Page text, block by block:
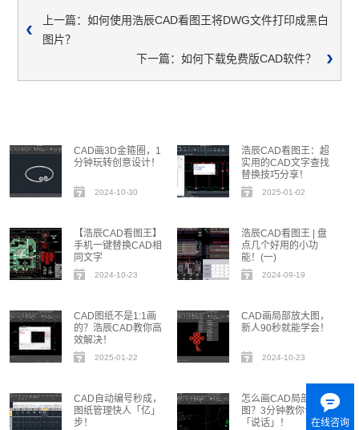
上一篇：如何使用浩辰CAD看图王将DWG文件打印成黑白
图片？
下一篇：如何下载免费版CAD软件？
CAD画3D金箍圈，1
分钟玩转创意设计！
2024-10-30
浩辰CAD看图王：超
实用的CAD文字查找
替换技巧分享！
2025-01-02
【浩辰CAD看图王】
手机一键替换CAD相
同文字
2024-10-23
浩辰CAD看图王 | 盘
点几个好用的小功
能！(一)
2024-09-19
CAD图纸不是1:1画
的？浩辰CAD教你高
效解决！
2025-01-22
CAD画局部放大图，
新人90秒就能学会！
2024-10-23
CAD自动编号秒成，
图纸管理快人「亿」
步！
怎么画CAD局部放大
图？3分钟教你让细节
「说话」！
在线咨询